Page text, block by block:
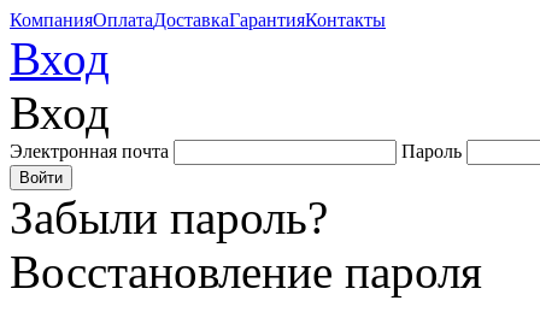
КомпанияОплатаДоставкаГарантияКонтакты
Вход
Вход
Электронная почта Пароль
Забыли пароль?
Восстановление пароля